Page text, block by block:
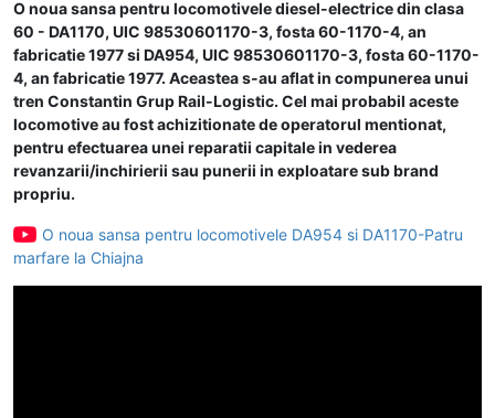
O noua sansa pentru locomotivele diesel-electrice din clasa
60 - DA1170, UIC 98530601170-3, fosta 60-1170-4, an
fabricatie 1977 si DA954, UIC 98530601170-3, fosta 60-1170-
4, an fabricatie 1977. Aceastea s-au aflat in compunerea unui
tren Constantin Grup Rail-Logistic. Cel mai probabil aceste
locomotive au fost achizitionate de operatorul mentionat,
pentru efectuarea unei reparatii capitale in vederea
revanzarii/inchirierii sau punerii in exploatare sub brand
propriu.
O noua sansa pentru locomotivele DA954 si DA1170-Patru
marfare la Chiajna